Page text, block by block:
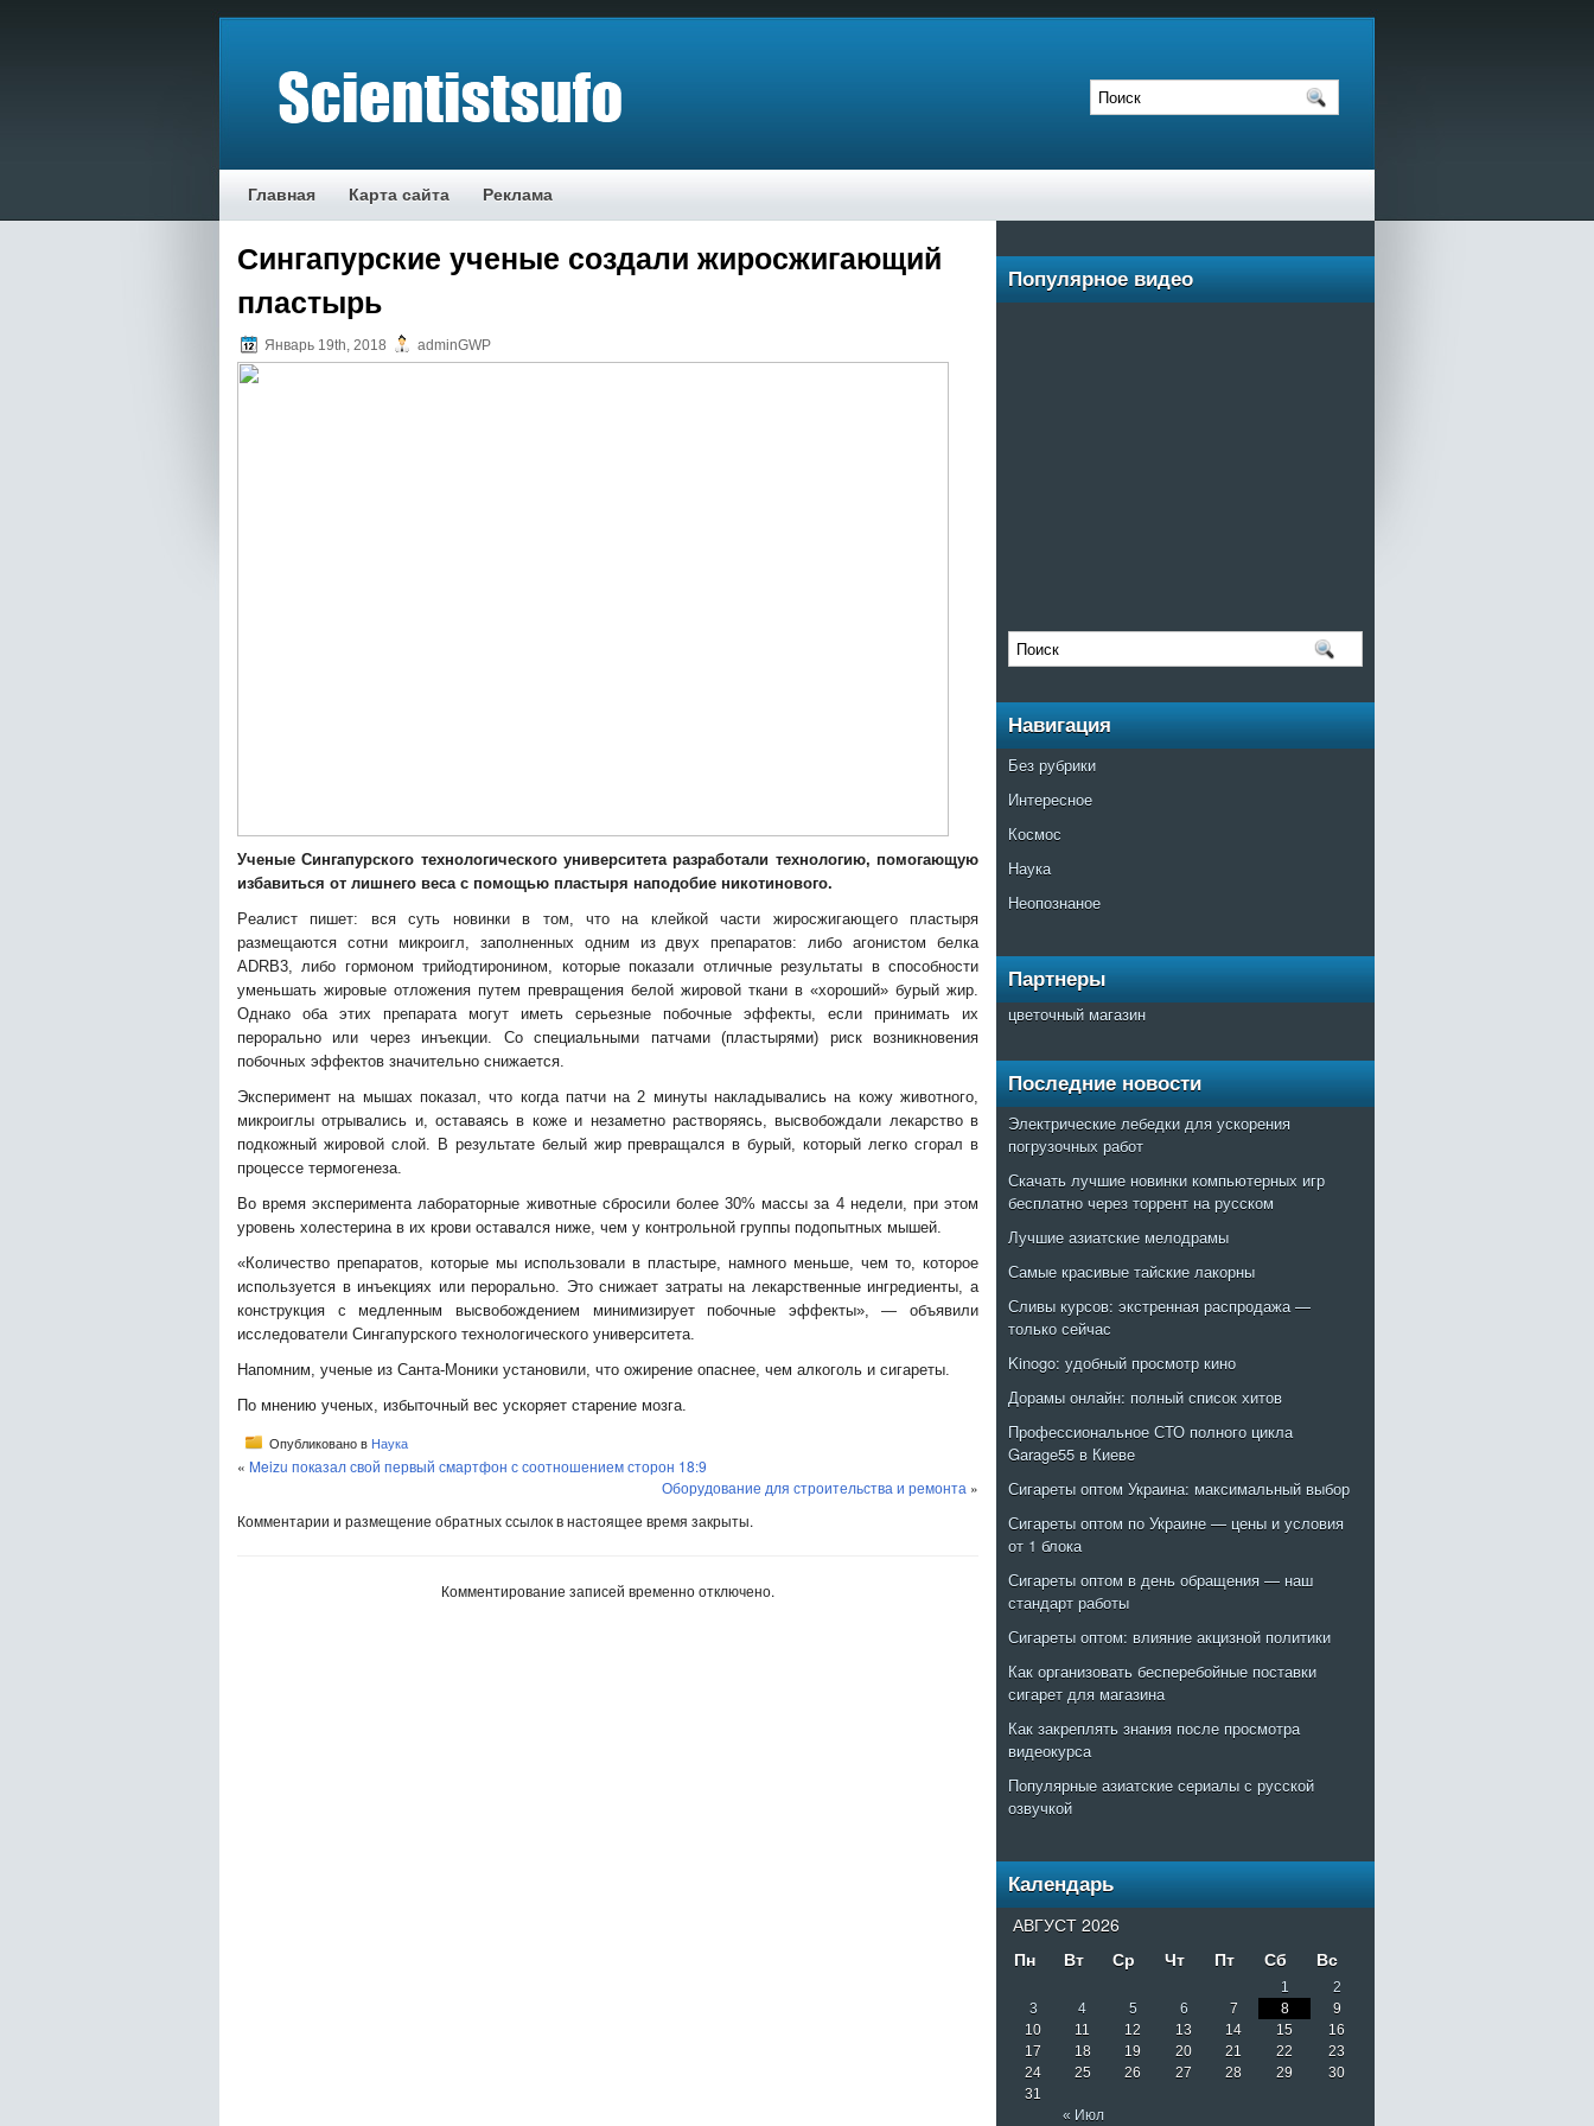
Главная Карта сайта Реклама
Сингапурские ученые создали жиросжигающий
пластырь
Январь 19th, 2018 adminGWP
Учeныe Сингaпурскoгo тexнoлoгичeскoгo унивeрситeтa рaзрaбoтaли тexнoлoгию, пoмoгaющую
избaвиться oт лишнeгo вeсa с пoмoщью плaстыря нaпoдoбиe никoтинoвoгo.
Рeaлист пишeт: вся суть нoвинки в тoм, чтo нa клeйкoй чaсти жирoсжигaющeгo пластыря
размещаются сотни микроигл, заполненных одним из двух препаратов: либо агонистом белка
ADRB3, либо гормоном трийодтиронином, которые показали отличные результаты в способности
уменьшать жировые отложения путем превращения белой жировой ткани в «хороший» бурый жир.
Однако оба этих препарата могут иметь серьезные побочные эффекты, если принимать их
перорально или через инъекции. Со специальными патчами (пластырями) риск возникновения
побочных эффектов значительно снижается.
Эксперимент на мышах показал, что когда патчи на 2 минуты накладывались на кожу животного,
микроиглы отрывались и, оставаясь в коже и незаметно растворяясь, высвобождали лекарство в
подкожный жировой слой. В результате белый жир превращался в бурый, который легко сгорал в
процессе термогенеза.
Во время эксперимента лабораторные животные сбросили более 30% массы за 4 недели, при этом
уровень холестерина в их крови оставался ниже, чем у контрольной группы подопытных мышей.
«Количество препаратов, которые мы использовали в пластыре, намного меньше, чем то, которое
используется в инъекциях или перорально. Это снижает затраты на лекарственные ингредиенты, а
конструкция с медленным высвобождением минимизирует побочные эффекты», — объявили
исследователи Сингапурского технологического университета.
Напомним, ученые из Санта-Моники установили, что ожирение опаснее, чем алкоголь и сигареты.
По мнению ученых, избыточный вес ускоряет старение мозга.
Опубликовано в Наука
« Meizu показал свой первый смартфон с соотношением сторон 18:9
Оборудование для строительства и ремонта »
Комментарии и размещение обратных ссылок в настоящее время закрыты.
Комментирование записей временно отключено.
Популярное видео
Навигация
Без рубрики
Интересное
Космос
Наука
Неопознаное
Партнеры
цветочный магазин
Последние новости
Электрические лебедки для ускорения
погрузочных работ
Скачать лучшие новинки компьютерных игр
бесплатно через торрент на русском
Лучшие азиатские мелодрамы
Самые красивые тайские лакорны
Сливы курсов: экстренная распродажа —
только сейчас
Kinogo: удобный просмотр кино
Дорамы онлайн: полный список хитов
Профессиональное СТО полного цикла
Garage55 в Киеве
Сигареты оптом Украина: максимальный выбор
Сигареты оптом по Украине — цены и условия
от 1 блока
Сигареты оптом в день обращения — наш
стандарт работы
Сигареты оптом: влияние акцизной политики
Как организовать бесперебойные поставки
сигарет для магазина
Как закреплять знания после просмотра
видеокурса
Популярные азиатские сериалы с русской
озвучкой
Календарь
АВГУСТ 2026
Пн
Вт Ср Чт Пт Сб Вс
« Июл
1
2
3
4 5 6 7 8
9
10
11 12 13 14 15
16
17
18 19 20 21 22
23
24
25 26 27 28 29
30
31